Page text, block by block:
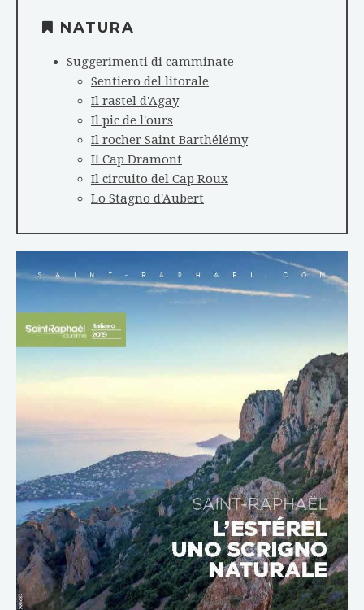
NATURA
Suggerimenti di camminate
Sentiero del litorale
Il rastel d'Agay
Il pic de l'ours
Il rocher Saint Barthélémy
Il Cap Dramont
Il circuito del Cap Roux
Lo Stagno d'Aubert
DOWNLOAD